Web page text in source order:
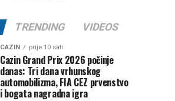
TRENDING VIDEOS
CAZIN prije 10 sati
Cazin Grand Prix 2026 počinje
danas: Tri dana vrhunskog
automobilizma, FIA CEZ prvenstvo
i bogata nagradna igra